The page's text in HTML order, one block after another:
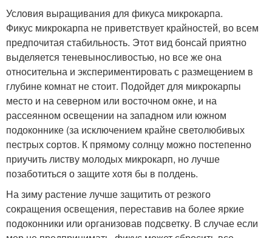
Условия выращивания для фикуса микрокарпа.
Фикус микрокарпа не приветствует крайностей, во всем
предпочитая стабильность. Этот вид бонсай приятно
выделяется теневыносливостью, но все же она
относительна и экспериментировать с размещением в
глубине комнат не стоит. Подойдет для микрокарпы
место и на северном или восточном окне, и на
рассеянном освещении на западном или южном
подоконнике (за исключением крайне светолюбивых
пестрых сортов. К прямому солнцу можно постепенно
приучить листву молодых микрокарп, но лучше
позаботиться о защите хотя бы в полдень.
На зиму растение лучше защитить от резкого
сокращения освещения, переставив на более яркие
подоконники или организовав подсветку. В случае если